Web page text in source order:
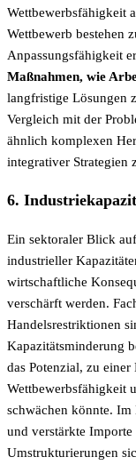
Wettbewerbsfähigkeit
Wettbewerb bestehen
Anpassungsfähigkeit
Maßnahmen, wie
langfristige Lösungen
Vergleich mit der
ähnlich komplexen
integrativer Strategien
6.
Ein sektoraler Blick
industrieller
wirtschaftliche
verschärft werden.
Handelsrestriktionen
Kapazitätsminderung
das Potenzial, zu
Wettbewerbsfähigkeit
schwächen könnte.
und verstärkte
Umstrukturierungen